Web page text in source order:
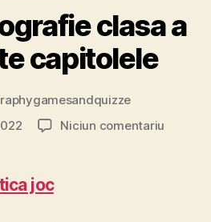
clasa a
capitolele
Niciun comentariu
joc